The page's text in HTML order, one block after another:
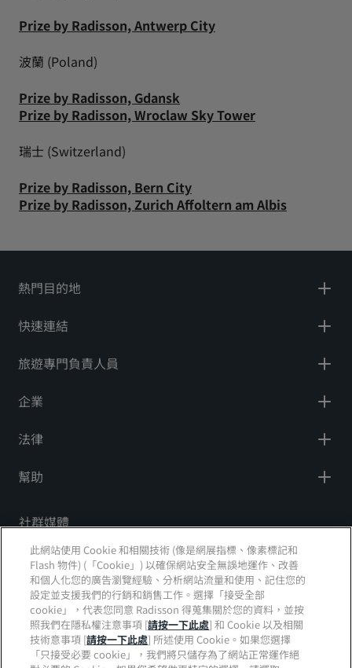
Prize by Radisson, Antwerp City
波蘭 (Poland)
Prize by Radisson, Gdansk
Prize by Radisson, Wroclaw Sky Tower
瑞士 (Switzerland)
Prize by Radisson, Bern City
Prize by Radisson, Zurich Affoltern am Albis
熱門目的地
快速連結
旅遊專門負責人員
企業
法律
幫助
社群媒體
Radisson Hotels 品牌
tiktokinstagram
youtubefacebook
whatsapp
pinterest
threadstwitterlinkedin
此網站使用 Cookie 和相關技術 (像是網展指標、像素標記和
Flash 物件) (「Cookie」) 以確保網站安全無誤地運作、改善
和個人化您的廣告瀏覽經驗、分析網站流量和使用、記住您的
設定並支援我們的行銷和銷售工作。選擇「接受全部
cookie」，代表您同意 Radisson 得蒐集關於您的資料，並按
照我們在隱私權注意事項 [請按一下此處] 和 Cookie 以及相關
技術意事項 [請按一下此處] 所述使用 Cookie。如果您選擇
「只接受必要 cookie」，我們將只儲存為了網站正常運作絕